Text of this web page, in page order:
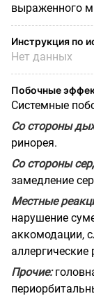
выраженного
Инструкция по
Нет данных
Побочные
Системные
Со стороны
ринорея.
Со стороны
замедление
Местные
нарушение
аккомодации,
аллергические
Прочие: